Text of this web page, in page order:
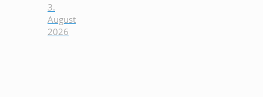
3.
August
2026